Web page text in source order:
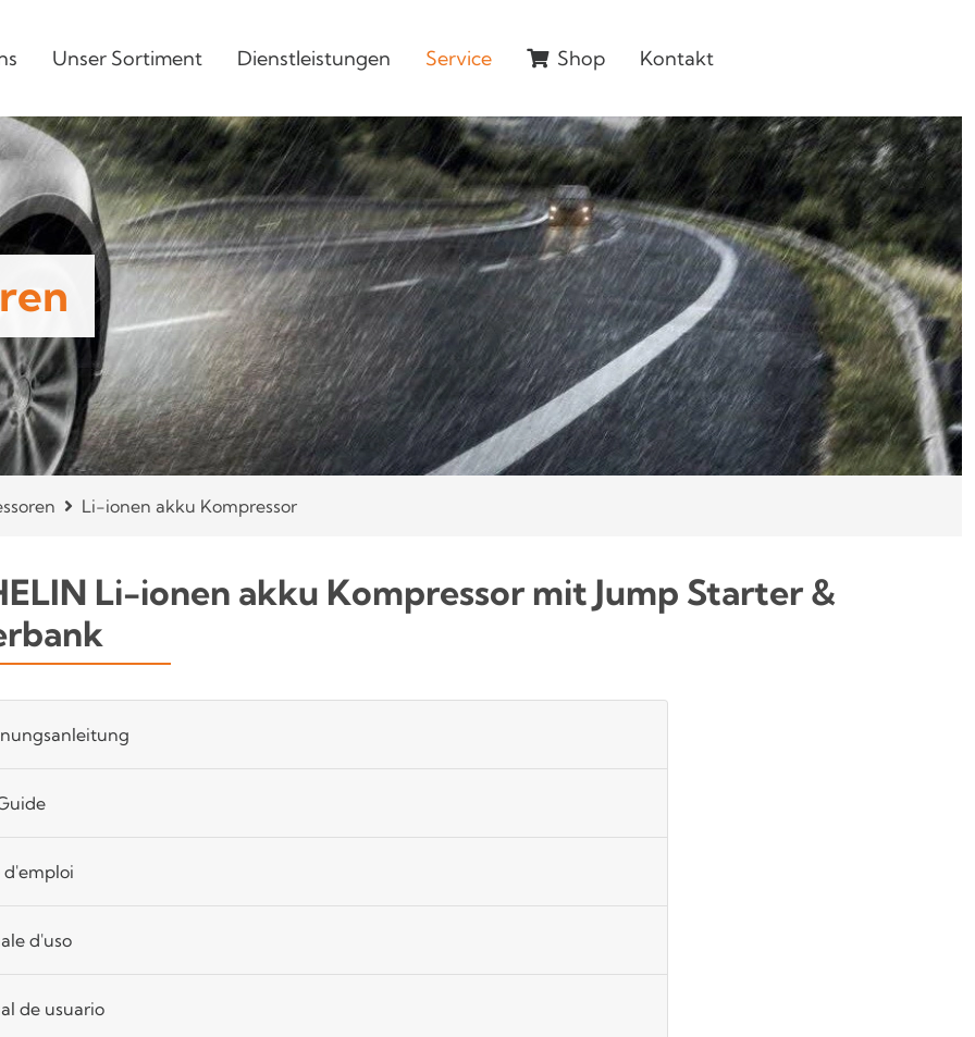
Unser Sortiment Dienstleistungen Service Shop Kontakt
Li-ionen akku Kompressor
Li-ionen akku Kompressor mit Jump Starter &
d'emploi
d'uso
de usuario